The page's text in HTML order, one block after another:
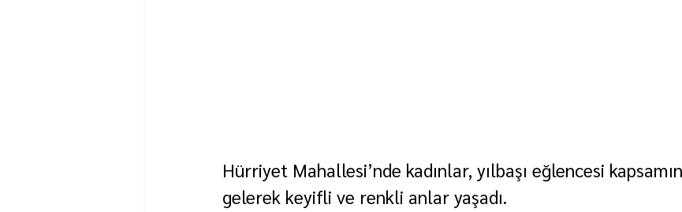
Hürriyet Mahallesi’nde kadınlar, yılbaşı eğlencesi
gelerek keyifli ve renkli anlar yaşadı.